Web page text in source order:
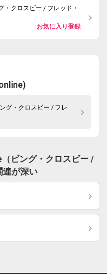
・クロスビー / フレッド・
お気に入り登録
グ・クロスビー / フレ
ビング・クロスビー /
連が深い